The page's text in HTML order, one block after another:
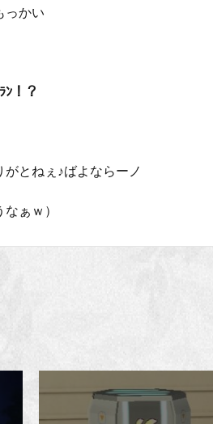
っかい
ﾝ！？
とねぇ♪ばよならーノ
ぁｗ）